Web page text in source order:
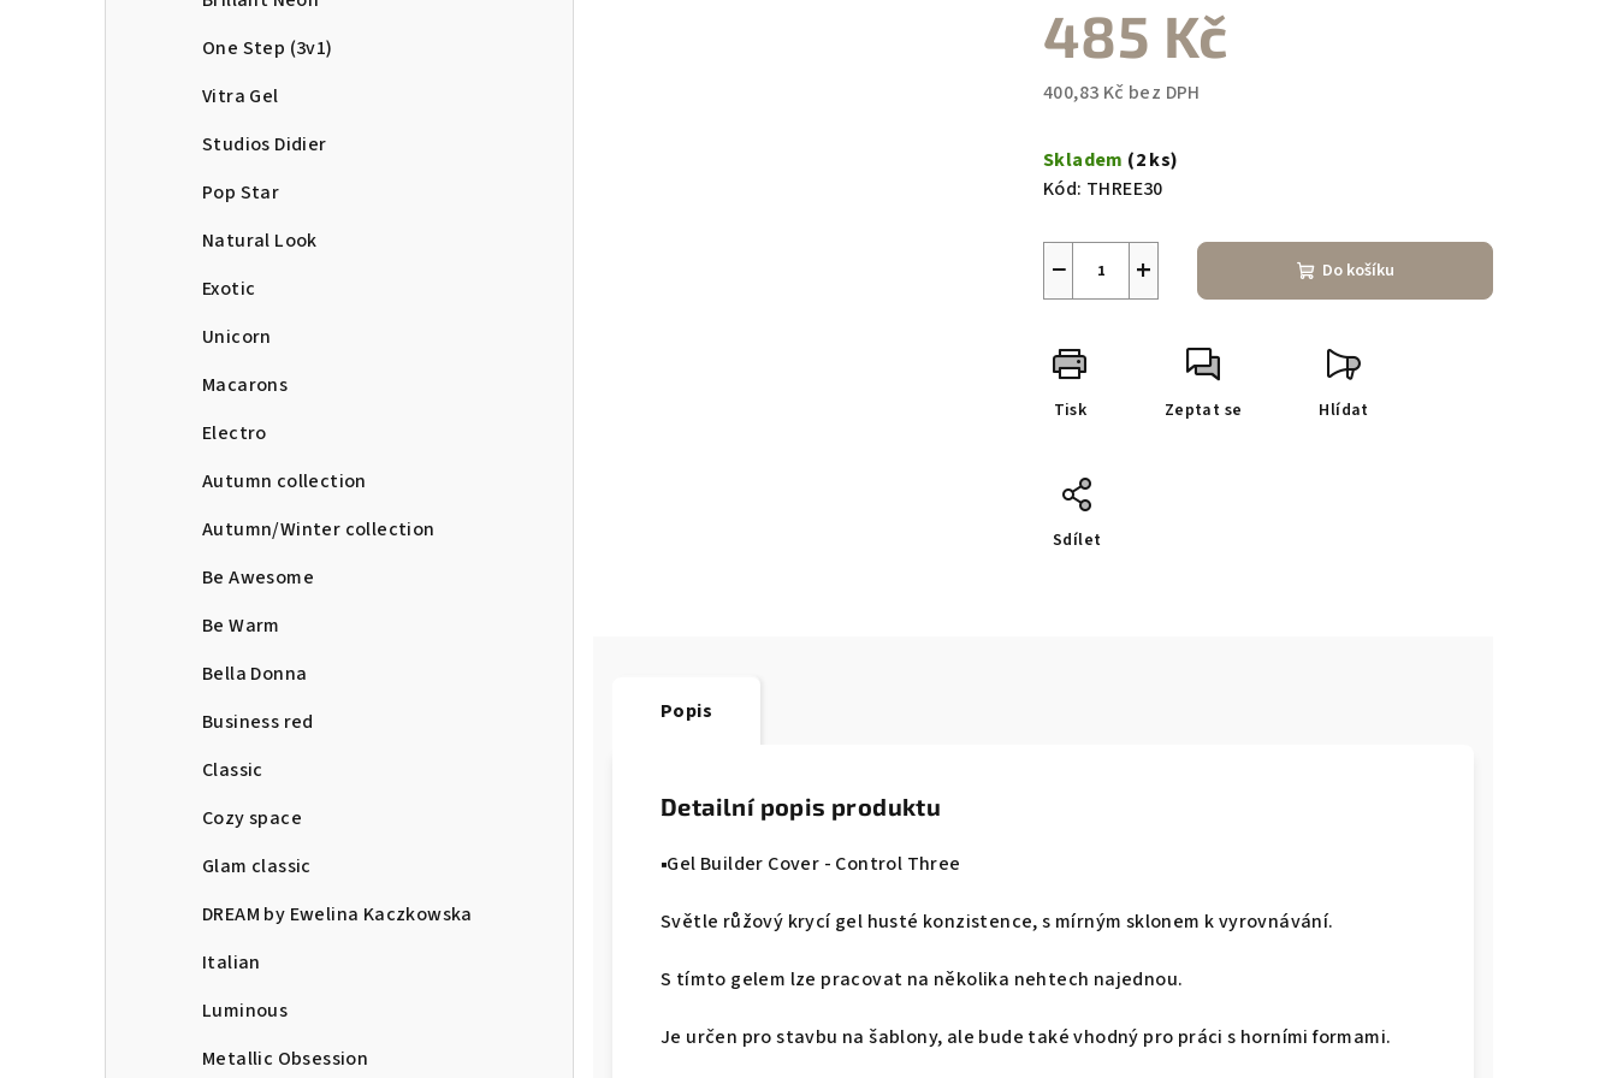
One Step (3v1)
Vitra Gel
Studios Didier
Pop Star
Natural Look
Exotic
Unicorn
Macarons
Electro
Autumn collection
Autumn/Winter collection
Be Awesome
Be Warm
Bella Donna
Business red
Classic
Cozy space
Glam classic
DREAM by Ewelina Kaczkowska
Italian
Luminous
Metallic Obsession
485 Kč
400,83 Kč bez DPH
cena:
Skladem (2 ks)
Kód: THREE30
+
− Do košíku
Tisk Zeptat se Hlídat
Sdílet
Popis
Detailní popis produktu
▪Gel Builder Cover - Control Three
Světle růžový krycí gel husté konzistence, s mírným sklonem k vyrovnávání.
S tímto gelem lze pracovat na několika nehtech najednou.
Je určen pro stavbu na šablony, ale bude také vhodný pro práci s horními formami.